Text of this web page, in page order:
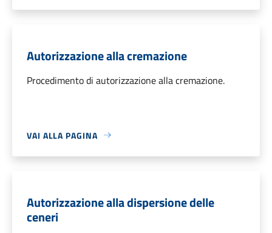
Autorizzazione alla cremazione
Procedimento di autorizzazione alla cremazione.
VAI ALLA PAGINA
Autorizzazione alla dispersione delle
ceneri